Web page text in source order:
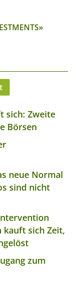
sich: Zweite
Börsen
neue Normal
sind nicht
kauft sich Zeit,
zum